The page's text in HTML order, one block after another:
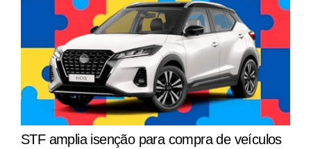
STF amplia isenção para compra de veículos